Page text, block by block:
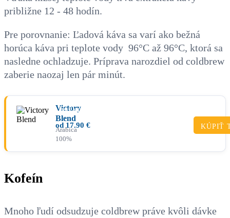
približne 12 - 48 hodín.
Pre porovnanie: Ľadová káva sa varí ako bežná
horúca káva pri teplote vody 96°C až 96°C, ktorá sa
nasledne ochladzuje. Príprava narozdiel od coldbrew
zaberie naozaj len pár minút.
Victory
Blend
Arabica
100%
PRÉMIUM
od 17.90 € KÚPIŤ
Kofeín
Mnoho ľudí odsudzuje coldbrew práve kvôli dávke